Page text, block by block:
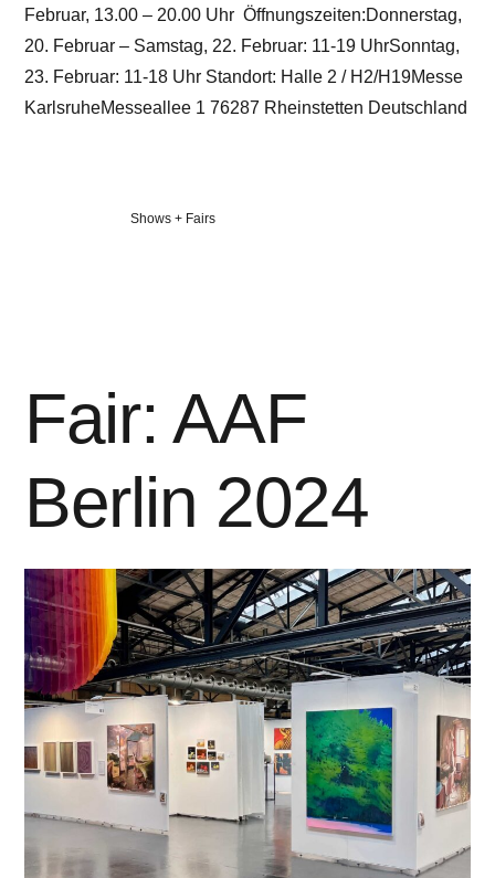
Februar, 13.00 – 20.00 Uhr Öffnungszeiten:Donnerstag,
20. Februar – Samstag, 22. Februar: 11-19 UhrSonntag,
23. Februar: 11-18 Uhr Standort: Halle 2 / H2/H19Messe
KarlsruheMesseallee 1 76287 Rheinstetten Deutschland
Veröffentlicht
Shows + Fairs
Fair: AAF
Berlin 2024